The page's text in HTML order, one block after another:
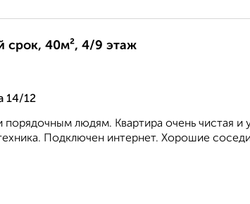
срок, 40м², 4/9 этаж
14/12
людям. Квартира очень чистая и
Подключен интернет. Хорошие